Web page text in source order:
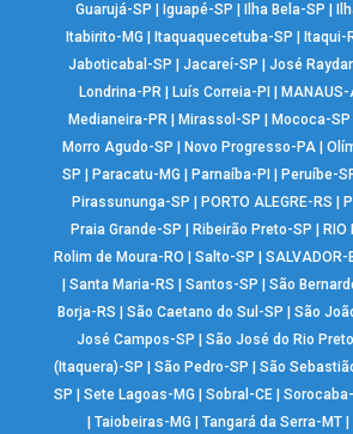
Guarujá-SP
Iguapé-SP Ilha Bela-SP
Itabirito-MG
Itaquaquecetuba-SP Itaqui-
Jaboticabal-SP
Jacareí-SP José
Londrina-PR| Luís Correia-PI MANAUS-
Medianeira-PR
Mirassol-SP Mococa-SP
Morro Agudo-SP
Novo Progresso-PA |
SP
Paracatu-MG Parnaíba-PI Peruíbe-
Pirassununga-SP
PORTO ALEGRE-RS
Praia Grande-SP
Ribeirão Preto-SP RIO
Rolim de Moura-RO
Salto-SP SALVADOR-
|Santa Maria-RS |Santos-SP |São
Borja-RS
|São Caetano do Sul-SP |São
José Campos-SP
|São José do Rio
(Itaquera)-SP
|São Pedro-SP |São
SP
|Sete Lagoas-MG |Sobral-CE |
Taiobeiras-MG Tangará da Serra-MT|